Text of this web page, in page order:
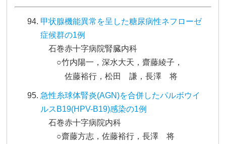
甲状腺機能異常を呈した糖尿病性ネフローゼ
症候群の1例
石巻赤十字病院腎臓内科
○竹内陽一，深水大天，齋藤綾子，
佐藤裕行，松田 謙，長澤 将
急性糸球体腎炎(AGN)を合併したパルボウイ
ルスB19(HPV-B19)感染の1例
石巻赤十字病院内科
○齋藤方志，佐藤裕行，長澤 将